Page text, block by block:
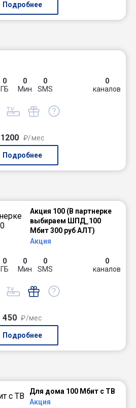
Подробнее
0
ГБ
0
Мин
0
SMS
0
каналов
1200 ₽/мес
Подробнее
Акция 100 (В партнерке
выбираем ШПД_100
Мбит 300 руб АЛТ)
Акция
0
ГБ
0
Мин
0
SMS
0
каналов
450 ₽/мес
Подробнее
Для дома 100 Мбит с ТВ
Акция